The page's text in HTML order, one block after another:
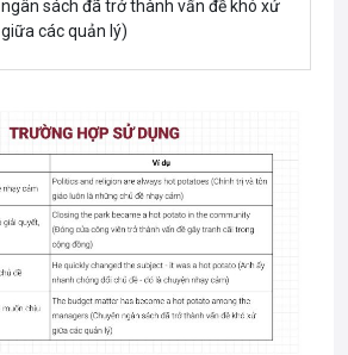
ngân sách đã trở thành vấn đề khó xử
giữa các quản lý)